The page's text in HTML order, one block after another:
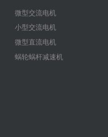
微型交流电机
小型交流电机
微型直流电机
蜗轮蜗杆减速机